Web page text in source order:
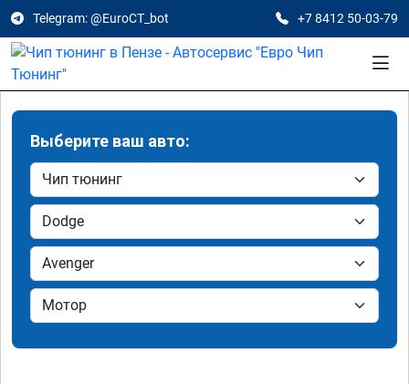
Telegram: @EuroCT_bot +7 8412 50-03-79
Выберите ваш авто: